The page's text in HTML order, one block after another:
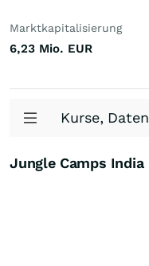
Marktkapitalisierung
6,23 Mio. EUR
Kurse,
Jungle Camps India